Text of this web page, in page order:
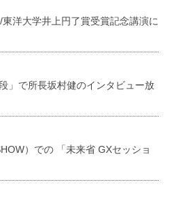
洋大学井上円了賞受賞記念講演に
」で所長坂村健のインタビュー放
）での 「未来省 GXセッショ